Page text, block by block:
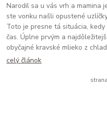
Narodil sa u vás vrh a mamina
ste vonku našli opustené
Toto je presne tá situácia,
čas. Úplne prvým a
obyčajné kravské mlieko z
celý článok
strana